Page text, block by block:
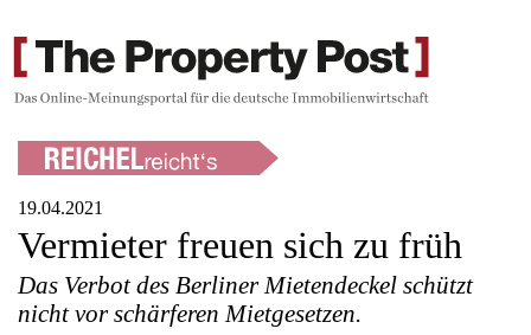
19.04.2021
Vermieter freuen sich zu früh
Das Verbot des Berliner Mietendeckel schützt
nicht vor schärferen Mietgesetzen.